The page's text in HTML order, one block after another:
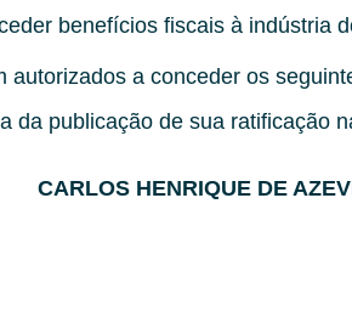
benefícios fiscais à indústria
a conceder os
da publicação de sua ratificação
CARLOS HENRIQUE DE